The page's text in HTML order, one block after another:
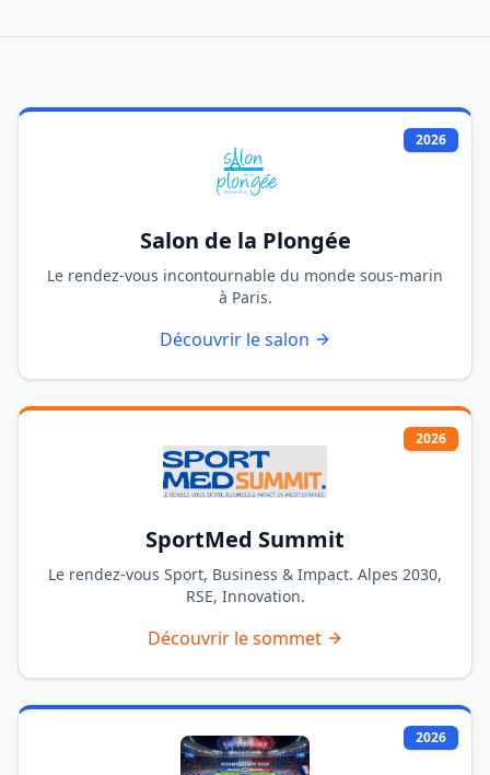
2026
Salon de la Plongée
Le rendez-vous incontournable du monde sous-marin
à Paris.
Découvrir le salon
2026
SportMed Summit
Le rendez-vous Sport, Business & Impact. Alpes 2030,
RSE, Innovation.
Découvrir le sommet
2026